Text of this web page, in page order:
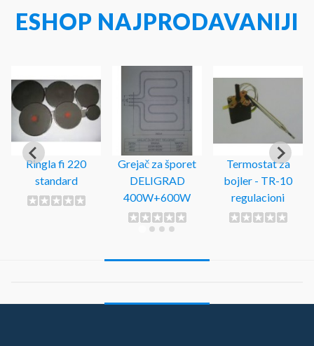
ESHOP NAJPRODAVANIJI
Grejač za rostilj
MAGNOHROM
2000 W
Mreža za komarce
Farm 1mx30m
Kvalitetna
dubinska pumpa
NKM 2/4-
Pedrollo